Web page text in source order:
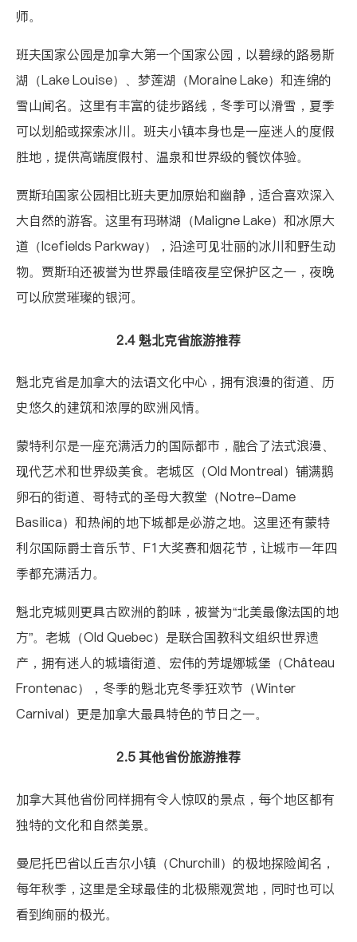
师。
班夫国家公园是加拿大第一个国家公园，以碧绿的路易斯
湖（Lake Louise）、梦莲湖（Moraine Lake）和连绵的
雪山闻名。这里有丰富的徒步路线，冬季可以滑雪，夏季
可以划船或探索冰川。班夫小镇本身也是一座迷人的度假
胜地，提供高端度假村、温泉和世界级的餐饮体验。
贾斯珀国家公园相比班夫更加原始和幽静，适合喜欢深入
大自然的游客。这里有玛琳湖（Maligne Lake）和冰原大
道（Icefields Parkway），沿途可见壮丽的冰川和野生动
物。贾斯珀还被誉为世界最佳暗夜星空保护区之一，夜晚
可以欣赏璀璨的银河。
2.4 魁北克省旅游推荐
魁北克省是加拿大的法语文化中心，拥有浪漫的街道、历
史悠久的建筑和浓厚的欧洲风情。
蒙特利尔是一座充满活力的国际都市，融合了法式浪漫、
现代艺术和世界级美食。老城区（Old Montreal）铺满鹅
卵石的街道、哥特式的圣母大教堂（Notre-Dame
Basilica）和热闹的地下城都是必游之地。这里还有蒙特
利尔国际爵士音乐节、F1大奖赛和烟花节，让城市一年四
季都充满活力。
魁北克城则更具古欧洲的韵味，被誉为“北美最像法国的地
方”。老城（Old Quebec）是联合国教科文组织世界遗
产，拥有迷人的城墙街道、宏伟的芳堤娜城堡（Château
Frontenac），冬季的魁北克冬季狂欢节（Winter
Carnival）更是加拿大最具特色的节日之一。
2.5 其他省份旅游推荐
加拿大其他省份同样拥有令人惊叹的景点，每个地区都有
独特的文化和自然美景。
曼尼托巴省以丘吉尔小镇（Churchill）的极地探险闻名，
每年秋季，这里是全球最佳的北极熊观赏地，同时也可以
看到绚丽的极光。